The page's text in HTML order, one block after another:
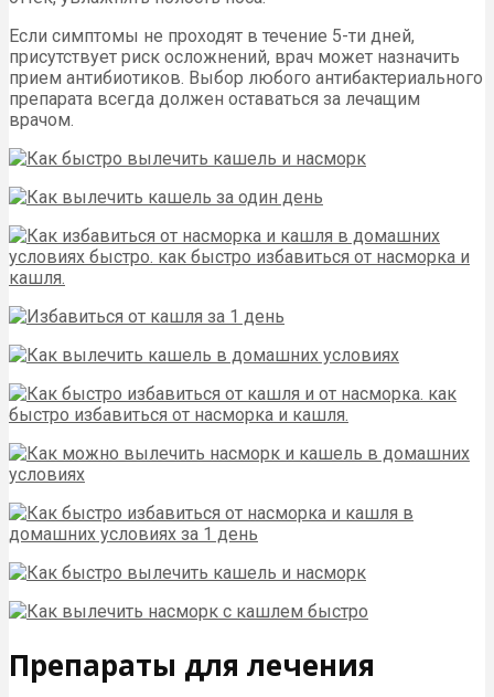
Если симптомы не проходят в течение 5-ти дней,
присутствует риск осложнений, врач может назначить
прием антибиотиков. Выбор любого антибактериального
препарата всегда должен оставаться за лечащим
врачом.
Препараты для лечения